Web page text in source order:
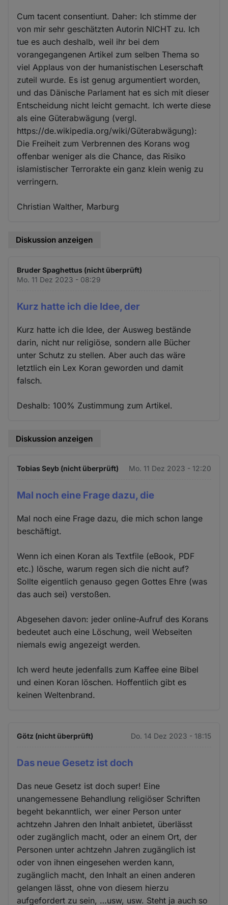
Cum tacent consentiunt. Daher: Ich stimme der
von mir sehr geschätzten Autorin NICHT zu. Ich
tue es auch deshalb, weil ihr bei dem
vorangegangenen Artikel zum selben Thema so
viel Applaus von der humanistischen Leserschaft
zuteil wurde. Es ist genug argumentiert worden,
und das Dänische Parlament hat es sich mit dieser
Entscheidung nicht leicht gemacht. Ich werte diese
als eine Güterabwägung (vergl.
https://de.wikipedia.org/wiki/Güterabwägung):
Die Freiheit zum Verbrennen des Korans wog
offenbar weniger als die Chance, das Risiko
islamistischer Terrorakte ein ganz klein wenig zu
verringern.
Christian Walther, Marburg
Diskussion anzeigen
Bruder Spaghettus (nicht überprüft)
Mo. 11 Dez 2023 - 08:29
Kurz hatte ich die Idee, der
Kurz hatte ich die Idee, der Ausweg bestände
darin, nicht nur religiöse, sondern alle Bücher
unter Schutz zu stellen. Aber auch das wäre
letztlich ein Lex Koran geworden und damit
falsch.
Deshalb: 100% Zustimmung zum Artikel.
Diskussion anzeigen
Tobias Seyb (nicht überprüft) Mo. 11 Dez 2023 - 12:20
Mal noch eine Frage dazu, die
Mal noch eine Frage dazu, die mich schon lange
beschäftigt.
Wenn ich einen Koran als Textfile (eBook, PDF
etc.) lösche, warum regen sich die nicht auf?
Sollte eigentlich genauso gegen Gottes Ehre (was
das auch sei) verstoßen.
Abgesehen davon: jeder online-Aufruf des Korans
bedeutet auch eine Löschung, weil Webseiten
niemals ewig angezeigt werden.
Ich werd heute jedenfalls zum Kaffee eine Bibel
und einen Koran löschen. Hoffentlich gibt es
keinen Weltenbrand.
Götz (nicht überprüft) Do. 14 Dez 2023 - 18:15
Das neue Gesetz ist doch
Das neue Gesetz ist doch super! Eine
unangemessene Behandlung religiöser Schriften
begeht bekanntlich, wer einer Person unter
achtzehn Jahren den Inhalt anbietet, überlässt
oder zugänglich macht, oder an einem Ort, der
Personen unter achtzehn Jahren zugänglich ist
oder von ihnen eingesehen werden kann,
zugänglich macht, den Inhalt an einen anderen
gelangen lässt, ohne von diesem hierzu
aufgefordert zu sein, …usw, usw. Steht ja auch so